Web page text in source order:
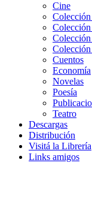
Cine
Cuentos
Economía
Novelas
Poesía
Teatro
Descargas
Distribución
Visitá la Librería
Links amigos